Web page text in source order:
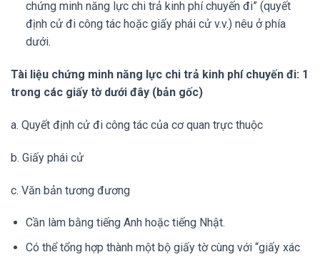
chứng minh năng lực chi trả kinh phí chuyến đi” (quyết
định cử đi công tác hoặc giấy phái cử v.v.) nêu ở phía
dưới.
Tài liệu chứng minh năng lực chi trả kinh phí chuyến đi: 1
trong các giấy tờ dưới đây (bản gốc)
a. Quyết định cử đi công tác của cơ quan trực thuộc
b. Giấy phái cử
c. Văn bản tương đương
Cần làm bằng tiếng Anh hoặc tiếng Nhật.
Có thể tổng hợp thành một bộ giấy tờ cùng với “giấy xác